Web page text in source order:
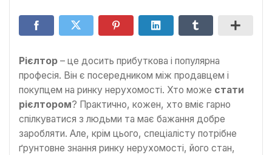
Рієлтор – це досить прибуткова і популярна
професія. Він є посередником між продавцем і
покупцем на ринку нерухомості. Хто може стати
рієлтором? Практично, кожен, хто вміє гарно
спілкуватися з людьми та має бажання добре
заробляти. Але, крім цього, спеціалісту потрібне
ґрунтовне знання ринку нерухомості, його стан,